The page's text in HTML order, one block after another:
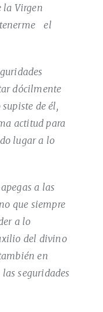
la Virgen
el
dócilmente
de él,
actitud para
lugar a lo
a las
que siempre
a lo
del divino
en
seguridades